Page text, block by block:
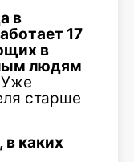
в
17
в
людям
Уже
старше
каких